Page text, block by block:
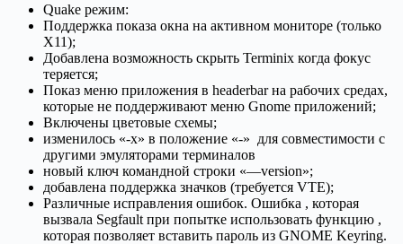
Quake режим:
Поддержка показа окна на активном мониторе (только
X11);
Добавлена возможность скрыть Terminix когда фокус
теряется;
Показ меню приложения в headerbar на рабочих средах,
которые не поддерживают меню Gnome приложений;
Включены цветовые схемы;
изменилось «-x» в положение «-» для совместимости с
другими эмуляторами терминалов
новый ключ командной строки «—version»;
добавлена поддержка значков (требуется VTE);
Различные исправления ошибок. Ошибка , которая
вызвала Segfault при попытке использовать функцию ,
которая позволяет вставить пароль из GNOME Keyring.